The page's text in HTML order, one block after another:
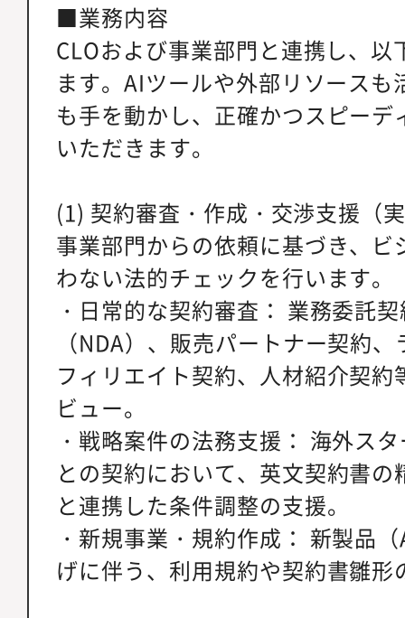
■業務内容
CLOおよび事業部門と連携し、
ます。AIツールや外部リソース
も手を動かし、正確かつスピー
いただきます。
(1) 契約審査・作成・交渉支援（
事業部門からの依頼に基づき、
わない法的チェックを行います。
・日常的な契約審査： 業務委託
（NDA）、販売パートナー契約
フィリエイト契約、人材紹介契
ビュー。
・戦略案件の法務支援： 海外ス
との契約において、英文契約書
と連携した条件調整の支援。
・新規事業・規約作成： 新製品
げに伴う、利用規約や契約書雛形